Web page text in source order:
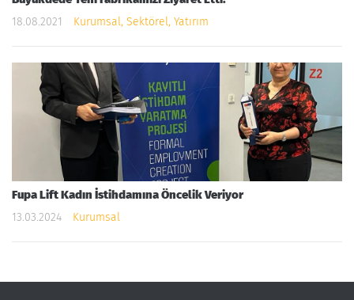
18.08.2021 Kurumsal, Sektörel, Yatırım
Fupa Lift Kadın İstihdamına Öncelik Veriyor
13.03.2024 Kurumsal